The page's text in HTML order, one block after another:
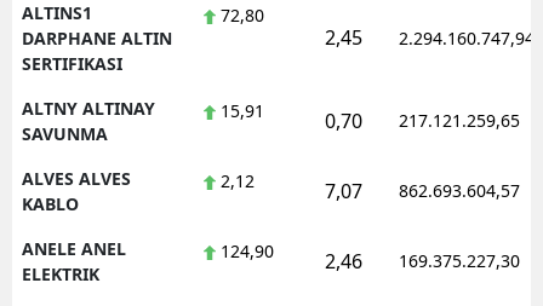
ALTINS1
DARPHANE ALTIN
SERTIFIKASI
72,80
2,45 2.294.160.747,94
ALTNY ALTINAY
SAVUNMA
15,91 0,70 217.121.259,65
ALVES ALVES
KABLO
2,12 7,07 862.693.604,57
ANELE ANEL
ELEKTRIK
124,90 2,46 169.375.227,30